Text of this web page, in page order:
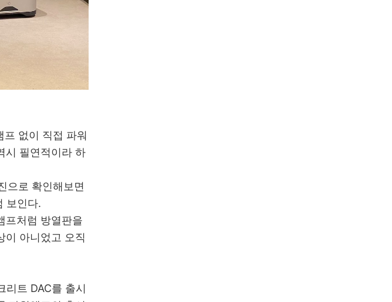
없이 직접 파워
시 필연적이라 하
으로 확인해보면
보인다.
프처럼 방열판을
이 아니었고 오직
리트 DAC를 출시